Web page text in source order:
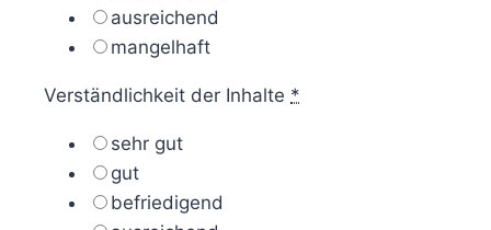
ausreichend
mangelhaft
Verständlichkeit der Inhalte *
sehr gut
gut
befriedigend